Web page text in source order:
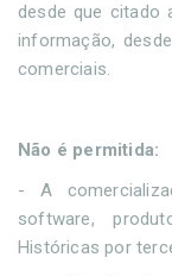
desde que citado
informação,
comerciais.
Não é permitida:
- A
software,
Históricas por